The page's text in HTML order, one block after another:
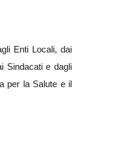
Enti Locali, dai
Sindacati e dagli
per la Salute e il